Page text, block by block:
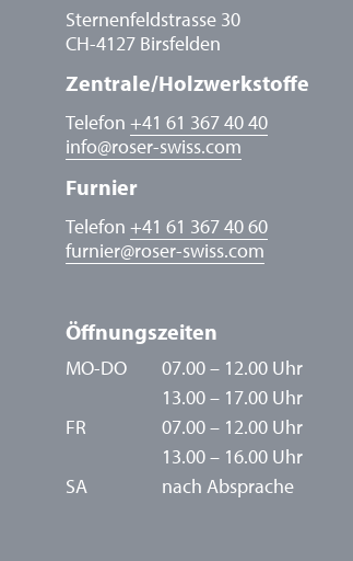
Sternenfeldstrasse 30
CH-4127 Birsfelden
Zentrale/Holzwerkstoffe
Telefon +41 61 367 40 40
info@roser-swiss.com
Furnier
Telefon +41 61 367 40 60
furnier@roser-swiss.com
Öffnungszeiten
MO-DO
07.00 – 12.00 Uhr
13.00 – 17.00 Uhr
FR
07.00 – 12.00 Uhr
13.00 – 16.00 Uhr
SA
nach Absprache